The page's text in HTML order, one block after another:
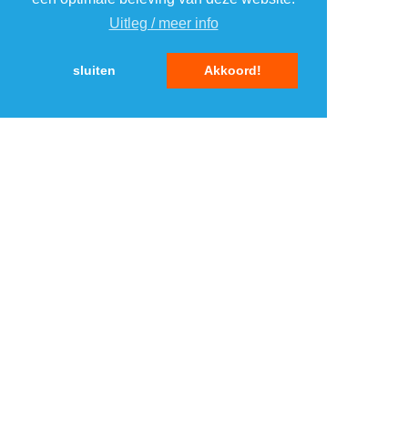
Uitleg / meer info
sluiten Akkoord!
3 3